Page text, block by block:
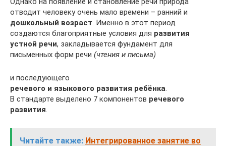
отводит человеку очень мало времени – ранний и
дошкольный возраст. Именно в этот период
создаются благоприятные условия для развития
устной речи, закладывается фундамент для
письменных форм речи (чтения и письма)
и последующего
речевого и языкового развития ребёнка.
В стандарте выделено 7 компонентов речевого
развития.
Читайте также: Интегрированное занятие во